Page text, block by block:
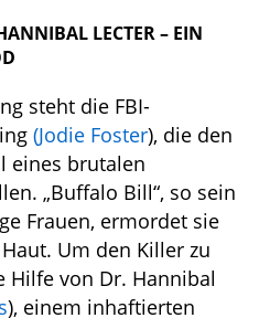
LECTER – EIN
steht die FBI-
(Jodie Foster), die den
eines brutalen
„Buffalo Bill“, so sein
Frauen, ermordet sie
Um den Killer zu
Hilfe von Dr. Hannibal
), einem inhaftierten